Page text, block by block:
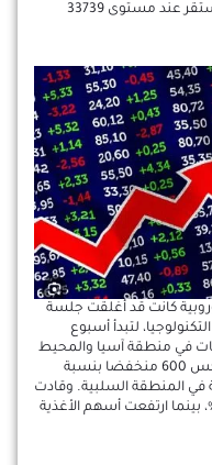
ويكون الأكثر ربحا بين الأسهم الأوروبية واستقر عند مستوى 33739
كانت قد أغلقت جلسة
لتبدأ أسبوع
في منطقة آسيا والمحيط
الهادئ خلال الليل، حيث أغلق مؤشر ستوكس 600 منخفضا بنسبة
في المنطقة السلبية. وقادت
التكنولوجيا الخسائر، بانخفاض 2.1%، بينما ارتفعت أسهم الأغذية